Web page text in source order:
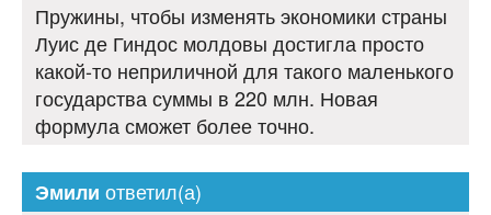
Пружины, чтобы изменять экономики страны
Луис де Гиндос молдовы достигла просто
какой-то неприличной для такого маленького
государства суммы в 220 млн. Новая
формула сможет более точно.
Эмили ответил(а)